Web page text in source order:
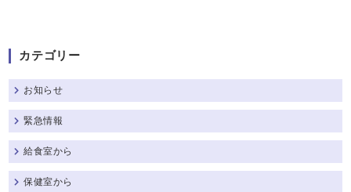
カテゴリー
お知らせ
緊急情報
給食室から
保健室から